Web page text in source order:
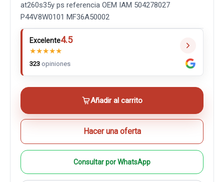
at260s35y ps referencia OEM IAM 504278027
P44V8W0101 MF36A50002
Excelente4.5
★★★★★
323 opiniones
Añadir al carrito
Hacer una oferta
Consultar por WhatsApp